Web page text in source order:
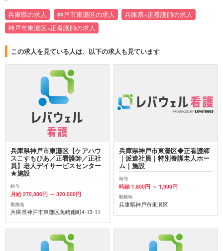
兵庫県の求人 神戸市東灘区の求人
兵庫県×正看護師の求人
神戸市東灘区×正看護師の求人
この求人を見ている人は、以下の求人も見ています
兵庫県神戸市東灘区【ケアハウ
スこすもぴあ／正看護師／正社
員】老人デイサービスセンター
★施設
給与
月給 270,000円 ～ 320,000円
勤務地
兵庫県神戸市東灘区魚崎南町4-13-11
兵庫県神戸市東灘区◆正看護師
｜派遣社員｜特別養護老人ホー
ム｜施設
給与
時給 1,800円 ～ 1,900円
勤務地
兵庫県神戸市東灘区